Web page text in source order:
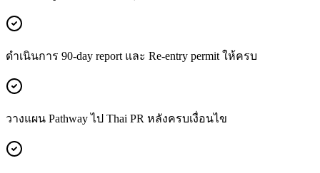
ดำเนินการ 90-day report และ Re-entry permit ให้ครบ
วางแผน Pathway ไป Thai PR หลังครบเงื่อนไข